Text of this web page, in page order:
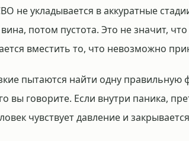
не укладывается в аккуратные
потом пустота. Это не значит,
вместить то, что невозможно
пытаются найти одну правильную
вы говорите. Если внутри паника,
чувствует давление и